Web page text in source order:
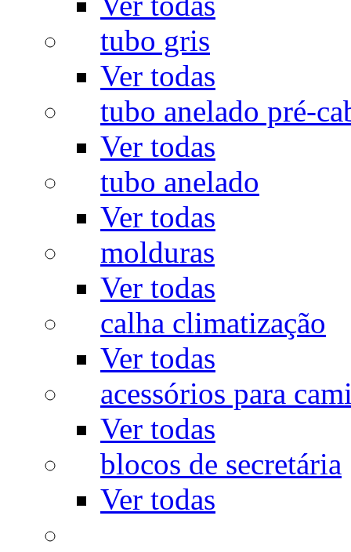
tubo gris
Ver todas
tubo anelado pré-
Ver todas
tubo anelado
Ver todas
molduras
Ver todas
calha climatização
Ver todas
acessórios para
Ver todas
blocos de secretária
Ver todas